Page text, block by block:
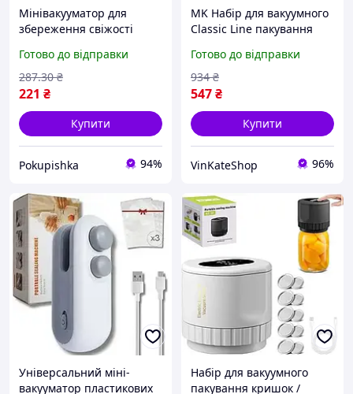
Мінівакууматор для
збереження свіжості
Готово до відправки
221 ₴
287.30 ₴
Купити
Pokupishka 94%
MK Набір для вакуумного
Classic Line пакування
універсальний
пакувальник для
збереженн PAP10\W
Готово до відправки
547₴
934 ₴
Купити
VinKateShop 96%
Універсальний міні-
вакууматор пластикових
Набір для вакуумного
пакування кришок /